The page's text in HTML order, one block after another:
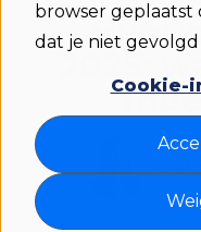
browser
dat je niet
Cookie-
2025: